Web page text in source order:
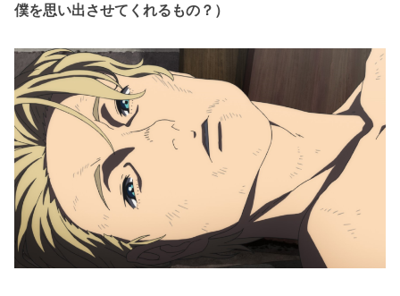
僕を思い出させてくれるもの？）